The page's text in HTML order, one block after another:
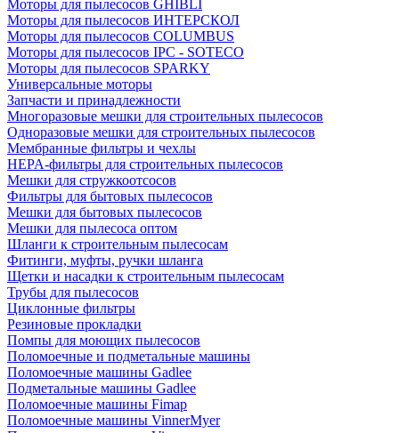
Моторы для пылесосов GHIBLI
Моторы для пылесосов ИНТЕРСКОЛ
Моторы для пылесосов COLUMBUS
Моторы для пылесосов IPC - SOTECO
Моторы для пылесосов SPARKY
Универсальные моторы
Запчасти и принадлежности
Многоразовые мешки для строительных пылесосов
Одноразовые мешки для строительных пылесосов
Мембранные фильтры и чехлы
HEPA-фильтры для строительных пылесосов
Мешки для стружкоотсосов
Фильтры для бытовых пылесосов
Мешки для бытовых пылесосов
Мешки для пылесоса оптом
Шланги к строительным пылесосам
Фитинги, муфты, ручки шланга
Щетки и насадки к строительным пылесосам
Трубы для пылесосов
Циклонные фильтры
Резиновые прокладки
Помпы для моющих пылесосов
Поломоечные и подметальные машины
Поломоечные машины Gadlee
Подметальные машины Gadlee
Поломоечные машины Fimap
Поломоечные машины VinnerMyer